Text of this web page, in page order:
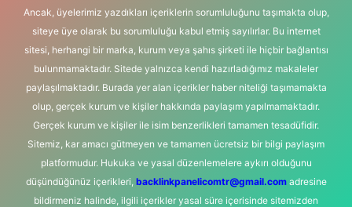
Ancak, üyelerimiz yazdıkları içeriklerin sorumluluğunu taşımakta olup,
siteye üye olarak bu sorumluluğu kabul etmiş sayılırlar. Bu internet
sitesi, herhangi bir marka, kurum veya şahıs şirketi ile hiçbir bağlantısı
bulunmamaktadır. Sitede yalnızca kendi hazırladığımız makaleler
paylaşılmaktadır. Burada yer alan içerikler haber niteliği taşımamakta
olup, gerçek kurum ve kişiler hakkında paylaşım yapılmamaktadır.
Gerçek kurum ve kişiler ile isim benzerlikleri tamamen tesadüfidir.
Sitemiz, kar amacı gütmeyen ve tamamen ücretsiz bir bilgi paylaşım
platformudur. Hukuka ve yasal düzenlemelere aykırı olduğunu
düşündüğünüz içerikleri, backlinkpanelicomtr@gmail.comadresine
bildirmeniz halinde, ilgili içerikler yasal süre içerisinde sitemizden